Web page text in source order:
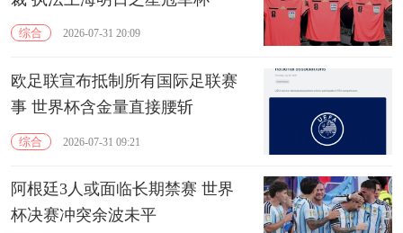
综合 2026-07-31 20:09
欧足联宣布抵制所有国际足联赛
事 世界杯含金量直接腰斩
综合 2026-07-31 09:21
阿根廷3人或面临长期禁赛 世界
杯决赛冲突余波未平